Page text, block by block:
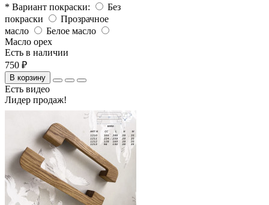
* Вариант покраски:
Без
покраски
Прозрачное
масло
Белое масло
Масло орех
Есть в наличии
750 ₽
В корзину
Есть видео
Лидер продаж!